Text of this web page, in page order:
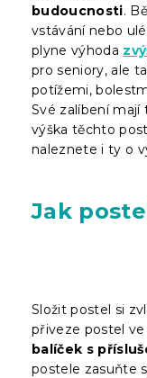
budoucnosti.
vstávání nebo
plyne výhoda
pro seniory, ale
potížemi,
Své zalíbení
výška těchto
naleznete i ty o
Jak
Složit postel si
přiveze postel ve
balíček s
postele zasuňte